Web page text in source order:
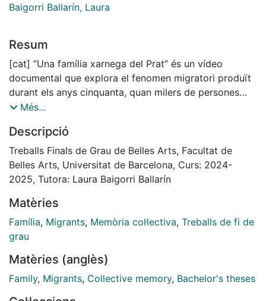
Baigorri Ballarín, Laura
Resum
[cat] “Una família xarnega del Prat” és un vídeo
documental que explora el fenomen migratori produït
durant els anys cinquanta, quan milers de persones
d’Andalusia van desplaçar-se fins a Catalunya per a
història familiar dels meus avis, tant els andalusos com
els catalans. Mostrant a través del seu testimoni les
dificultats, l’adaptació i la diversitat cultural que
trobem al Prat de Llobregat. Més enllà del relat
que va marcar la història del municipi però també de
moltes altres ciutats de l’àrea metropolitana de
Barcelona. Amb una mirada propera i sentimental,
generació que ha construït el que coneixem avui com
a Catalunya, convidant a la reflexió sobre les nostres
Més...
Descripció
Treballs Finals de Grau de Belles Arts, Facultat de
Belles Arts, Universitat de Barcelona, Curs: 2024-
2025, Tutora: Laura Baigorri Ballarín
Matèries
Família, Migrants, Memòria col·lectiva, Treballs de fi de
grau
Matèries (anglès)
Family, Migrants, Collective memory, Bachelor's theses